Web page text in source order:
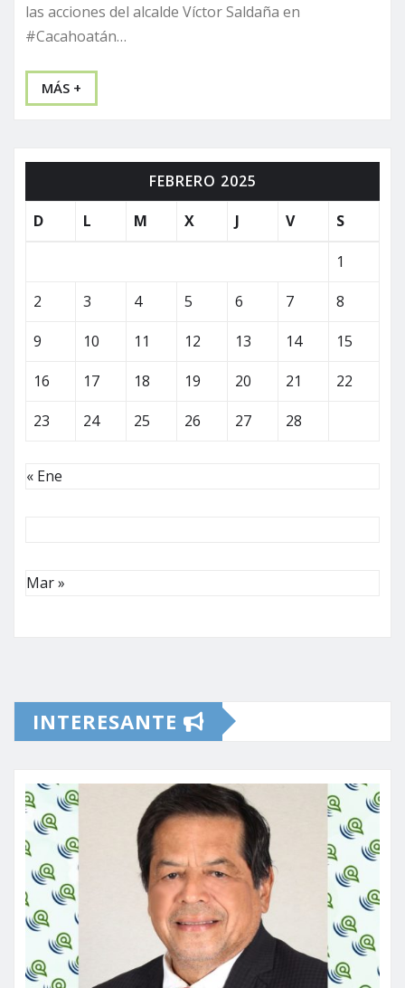
las acciones del alcalde Víctor Saldaña en
#Cacahoatán…
MÁS +
FEBRERO 2025
D
L M X J V S
1
2
3 4 5 6 7
8
9
10 11 12 13 14
15
16
17 18 19 20 21
22
23
24 25 26 27 28
« Ene
Mar »
INTERESANTE